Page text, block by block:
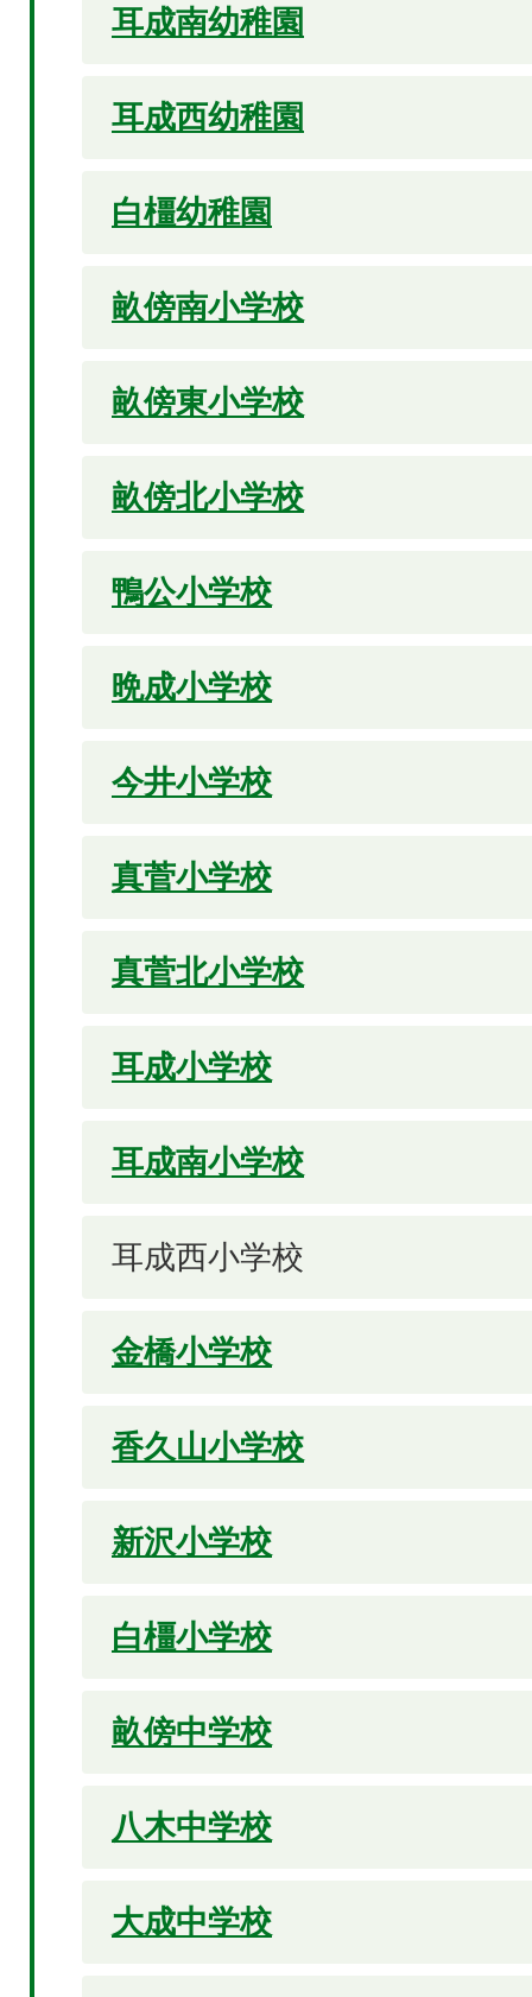
耳成南幼稚園
耳成西幼稚園
白橿幼稚園
畝傍南小学校
畝傍東小学校
畝傍北小学校
鴨公小学校
晩成小学校
今井小学校
真菅小学校
真菅北小学校
耳成小学校
耳成南小学校
耳成西小学校
金橋小学校
香久山小学校
新沢小学校
白橿小学校
畝傍中学校
八木中学校
大成中学校